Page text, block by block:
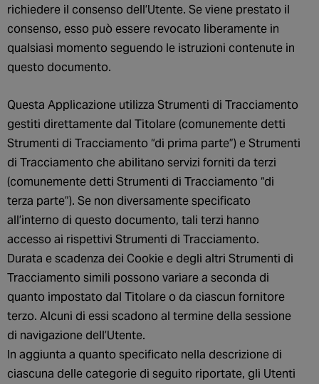
richiedere il consenso dell’Utente. Se viene prestato il
consenso, esso può essere revocato liberamente in
qualsiasi momento seguendo le istruzioni contenute in
questo documento.
Questa Applicazione utilizza Strumenti di Tracciamento
gestiti direttamente dal Titolare (comunemente detti
Strumenti di Tracciamento “di prima parte”) e Strumenti
di Tracciamento che abilitano servizi forniti da terzi
(comunemente detti Strumenti di Tracciamento “di
terza parte”). Se non diversamente specificato
all’interno di questo documento, tali terzi hanno
accesso ai rispettivi Strumenti di Tracciamento.
Durata e scadenza dei Cookie e degli altri Strumenti di
Tracciamento simili possono variare a seconda di
quanto impostato dal Titolare o da ciascun fornitore
terzo. Alcuni di essi scadono al termine della sessione
di navigazione dell’Utente.
In aggiunta a quanto specificato nella descrizione di
ciascuna delle categorie di seguito riportate, gli Utenti